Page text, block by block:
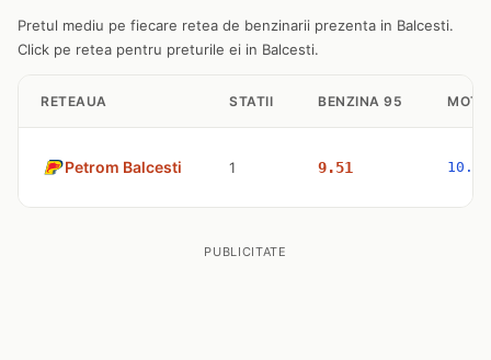
Pretul mediu pe fiecare retea de benzinarii prezenta in Balcesti.
Click pe retea pentru preturile ei in Balcesti.
RETEAUA STATII BENZINA 95
Petrom Balcesti 1 9.51 10.77
PUBLICITATE